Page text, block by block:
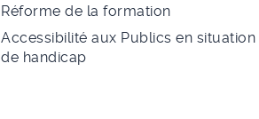
Réforme de la formation
Accessibilité aux Publics en situation
de handicap